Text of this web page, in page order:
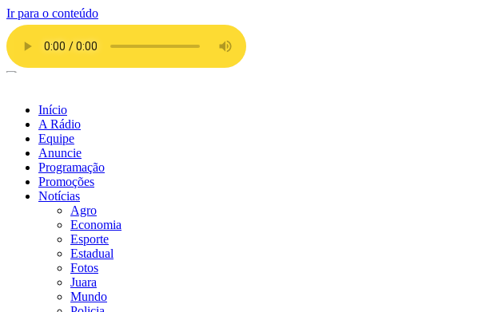
Ir para o conteúdo
Início
A Rádio
Equipe
Anuncie
Programação
Promoções
Notícias
Agro
Economia
Esporte
Estadual
Fotos
Juara
Mundo